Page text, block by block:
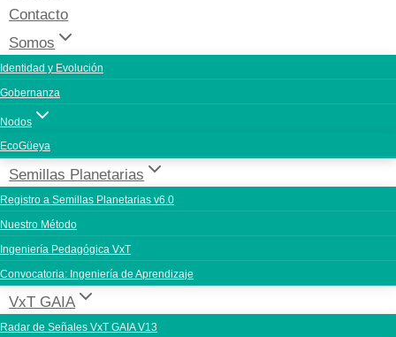
Contacto
Somos
Identidad y Evolución
Gobernanza
Nodos
EcoGüeya
Semillas Planetarias
Registro a Semillas Planetarias v6.0
Nuestro Método
Ingeniería Pedagógica VxT
Convocatoria: Ingeniería de Aprendizaje
VxT GAIA
Radar de Señales VxT GAIA V13